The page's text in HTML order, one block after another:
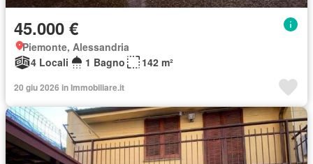
45.000 €
Piemonte, Alessandria
4 Locali
1 Bagno 142 m²
20 giu 2026 in Immobiliare.it